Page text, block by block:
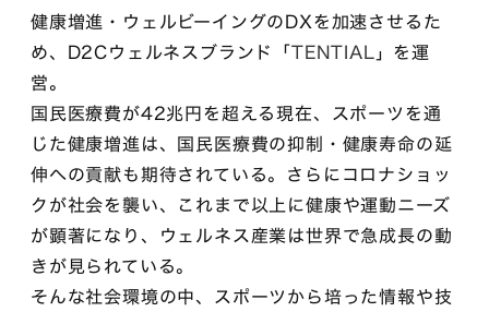
健康増進・ウェルビーイングのDXを加速させるた
め、D2Cウェルネスブランド「TENTIAL」を運
営。
国民医療費が42兆円を超える現在、スポーツを通
じた健康増進は、国民医療費の抑制・健康寿命の延
伸への貢献も期待されている。さらにコロナショッ
クが社会を襲い、これまで以上に健康や運動ニーズ
が顕著になり、ウェルネス産業は世界で急成長の動
きが見られている。
そんな社会環境の中、スポーツから培った情報や技